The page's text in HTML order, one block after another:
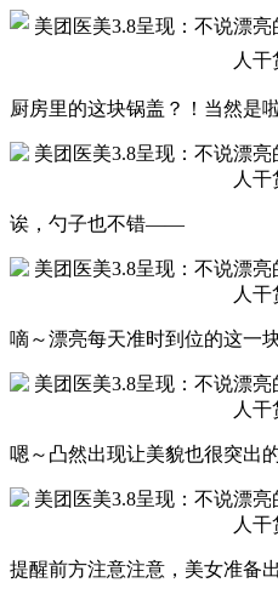
厨房里的这块锅盖？！当然
诶，勺子也不错——
嘀～漂亮每天准时到位的这
嗯～凸然出现让美貌也很突
提醒前方注意注意，美女准